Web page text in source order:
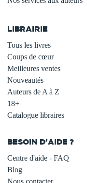
LIBRAIRIE
Tous les livres
Coups de cœur
Meilleures ventes
Nouveautés
Auteurs de A à Z
18+
Catalogue libraires
BESOIN D'AIDE ?
Centre d'aide - FAQ
Blog